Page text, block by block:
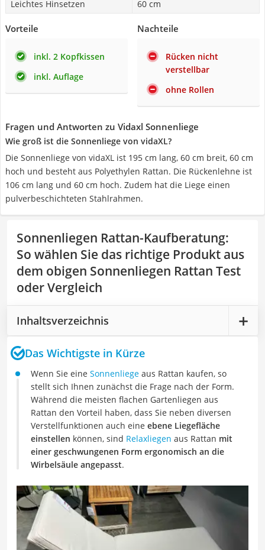
Leichtes Hinsetzen 60 cm
Vorteile
inkl. 2 Kopfkissen
inkl. Auflage
Nachteile
Rücken nicht
verstellbar
ohne Rollen
Fragen und Antworten zu Vidaxl Sonnenliege
Wie groß ist die Sonnenliege von vidaXL?
Die Sonnenliege von vidaXL ist 195 cm lang, 60 cm breit, 60 cm
hoch und besteht aus Polyethylen Rattan. Die Rückenlehne ist
106 cm lang und 60 cm hoch. Zudem hat die Liege einen
pulverbeschichteten Stahlrahmen.
Sonnenliegen Rattan-Kaufberatung:
So wählen Sie das richtige Produkt aus
dem obigen Sonnenliegen Rattan Test
oder Vergleich
Inhaltsverzeichnis
Das Wichtigste in Kürze
Wenn Sie eine Sonnenliege aus Rattan kaufen, so
stellt sich Ihnen zunächst die Frage nach der Form.
Während die meisten flachen Gartenliegen aus
Rattan den Vorteil haben, dass Sie neben diversen
Verstellfunktionen auch eine ebene Liegefläche
einstellen können, sind Relaxliegen aus Rattan mit
einer geschwungenen Form ergonomisch an die
Wirbelsäule angepasst.